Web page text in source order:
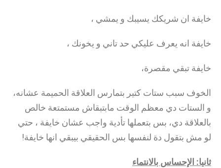
خايفة ان شريكك يسيبك و يمشي ،
خايفة انه يعرف عليكي حد تاني و يخونك ،
خايفة تبقي مقصرة،
الخوف سبب ستات كتير بتمارس العلاقة الحميمة عشانه،
و الستات دي معظم الوقت مابتبقاش مستمتعة خالص
بالعلاقة دي، بس بتعملها تأدية واجب عشان خايفة ، حتي
لو مش بتقول دة لنفسها بس الحقيقي بيبقي انها خايفة!
ثانيا: الإحساس بالانتماء